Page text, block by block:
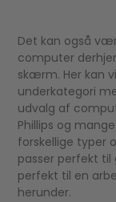
Det kan også
computer
skærm. Her kan
underkategori
udvalg af
Phillips og
forskellige typer
passer perfekt
perfekt til en
herunder.